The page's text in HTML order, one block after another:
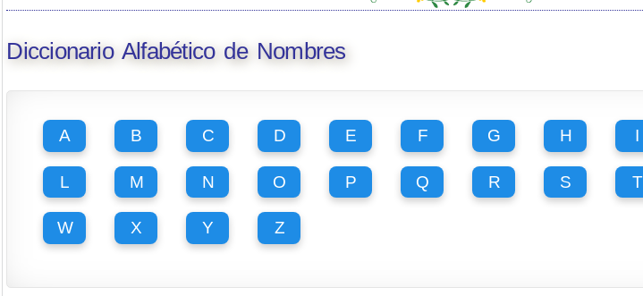
Diccionario Alfabético de Nombres
A B C D E F G H I
L M N O P Q R S T
W X Y Z